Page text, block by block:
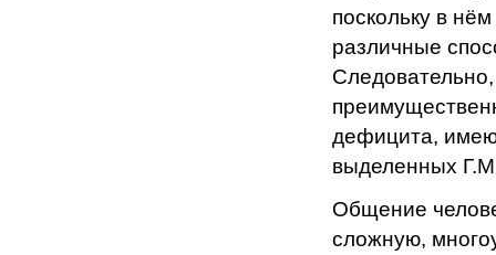
поскольку в
различные
дефицита,
выделенных
Общение
сложную,